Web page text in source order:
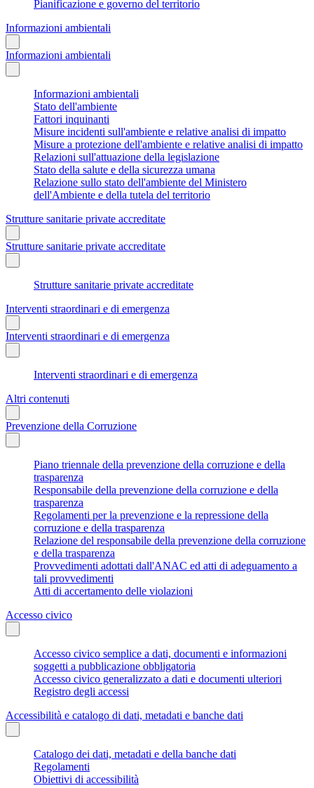
Pianificazione e governo del territorio
Informazioni ambientali
Informazioni ambientali
Informazioni ambientali
Stato dell'ambiente
Fattori inquinanti
Misure incidenti sull'ambiente e relative analisi di impatto
Misure a protezione dell'ambiente e relative analisi di impatto
Relazioni sull'attuazione della legislazione
Stato della salute e della sicurezza umana
Relazione sullo stato dell'ambiente del Ministero
dell'Ambiente e della tutela del territorio
Strutture sanitarie private accreditate
Strutture sanitarie private accreditate
Strutture sanitarie private accreditate
Interventi straordinari e di emergenza
Interventi straordinari e di emergenza
Interventi straordinari e di emergenza
Altri contenuti
Prevenzione della Corruzione
Piano triennale della prevenzione della corruzione e della
trasparenza
Responsabile della prevenzione della corruzione e della
trasparenza
Regolamenti per la prevenzione e la repressione della
corruzione e della trasparenza
Relazione del responsabile della prevenzione della corruzione
e della trasparenza
Provvedimenti adottati dall'ANAC ed atti di adeguamento a
tali provvedimenti
Atti di accertamento delle violazioni
Accesso civico
Accesso civico semplice a dati, documenti e informazioni
soggetti a pubblicazione obbligatoria
Accesso civico generalizzato a dati e documenti ulteriori
Registro degli accessi
Accessibilità e catalogo di dati, metadati e banche dati
Catalogo dei dati, metadati e della banche dati
Regolamenti
Obiettivi di accessibilità